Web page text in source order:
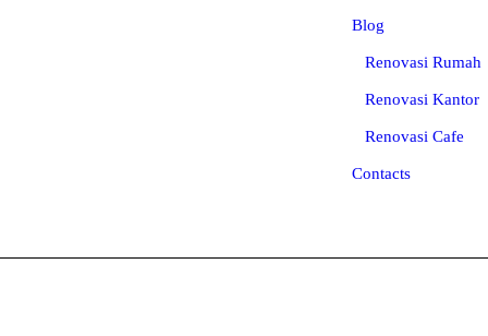
Blog
Renovasi Rumah
Renovasi Kantor
Renovasi Cafe
Contacts